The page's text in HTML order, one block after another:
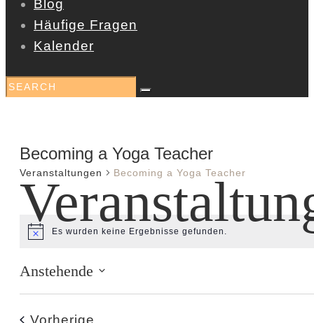
Blog
Häufige Fragen
Kalender
Becoming a Yoga Teacher
Veranstaltungen Becoming a Yoga Teacher
HinweisEs wurden keine Ergebnisse gefunden.
Anstehende
Datum
wählen.
Vorherige